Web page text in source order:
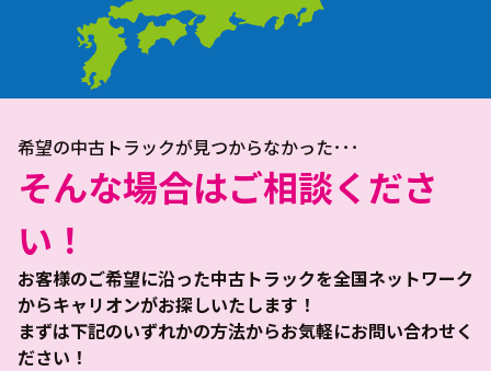
希望の中古トラックが見つからなかった･･･
そんな場合はご相談くださ
い！
お客様のご希望に沿った中古トラックを全国ネットワーク
からキャリオンがお探しいたします！
まずは下記のいずれかの方法からお気軽にお問い合わせく
ださい！